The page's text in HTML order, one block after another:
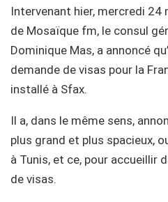
Intervenant hier, mercredi 24
de Mosaïque fm, le consul
Dominique Mas, a annoncé
demande de visas pour la
installé à Sfax.
Il a, dans le même sens,
plus grand et plus spacieux,
à Tunis, et ce, pour accueillir
de visas.